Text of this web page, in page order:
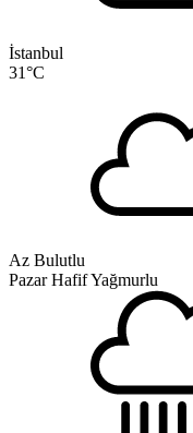
İstanbul
31°C
Az Bulutlu
Pazar Hafif Yağmurlu